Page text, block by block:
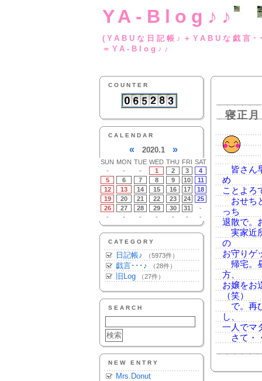
YA-Blog♪♪
(YABUな日記帳♪
＝YA-Blog♪♪
COUNTER
CALENDAR
« 2020.1 »
SUN MON TUE WED THU FRI SAT
-
- - 1 2 3
4
5
6 7 8 9 10
11
12
13 14 15 16 17
18
19
20 21 22 23 24
25
26
27 28 29 30 31
-
-
- - - - - -
CATEGORY
日記帳♪ （5973件）
戯言･･･♪ （28件）
旧Log （27件）
SEARCH
NEW ENTRY
Mrs.Donut
寝正
皆さん
め
ことよろ
おせち
っち
退散で。
実家近
の
お守りゲ
帰宅。
方、
お嬢をお
（笑）
で。再
し、
一人でマ
さて・